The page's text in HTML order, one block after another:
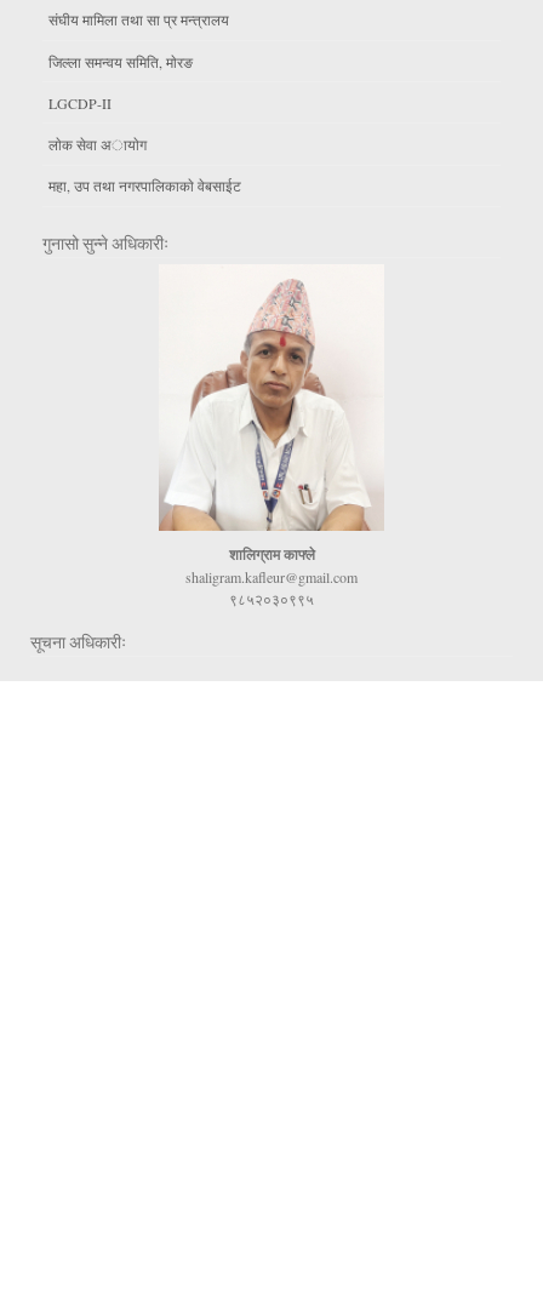
संघीय मामिला तथा सा प्र मन्त्रालय
जिल्ला समन्वय समिति, माेरङ
LGCDP-II
लाेक सेवा अायाेग
महा, उप तथा नगरपालिकाकाे वेबसाईट
गुनासो सुन्ने अधिकारीः
शालिग्राम काफ्ले
shaligram.kafleur@gmail.com
९८५२०३०९९५
सूचना अधिकारीः